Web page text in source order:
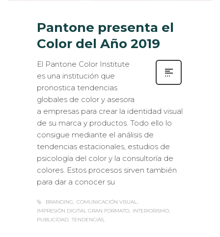
Pantone presenta el
Color del Año 2019
es una institución que
pronostica tendencias
globales de color y asesora
a empresas para crear la identidad visual
de su marca y productos. Todo ello lo
consigue mediante el análisis de
tendencias estacionales, estudios de
psicología del color y la consultoría de
colores. Estos procesos sirven también
para dar a conocer su
IMPRESIÓN DIGITAL GRAN FORMATO INTERIORISMO
PUBLICIDAD
TENDENCIAS